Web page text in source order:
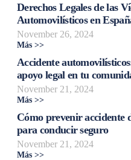
Derechos Legales de las
Automovilísticos en
November 26, 2024
Más >>
Accidente
apoyo legal en tu
November 21, 2024
Más >>
Cómo prevenir accidente
para conducir seguro
November 21, 2024
Más >>